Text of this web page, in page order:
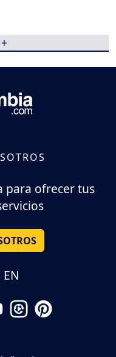
para ofrecer tus